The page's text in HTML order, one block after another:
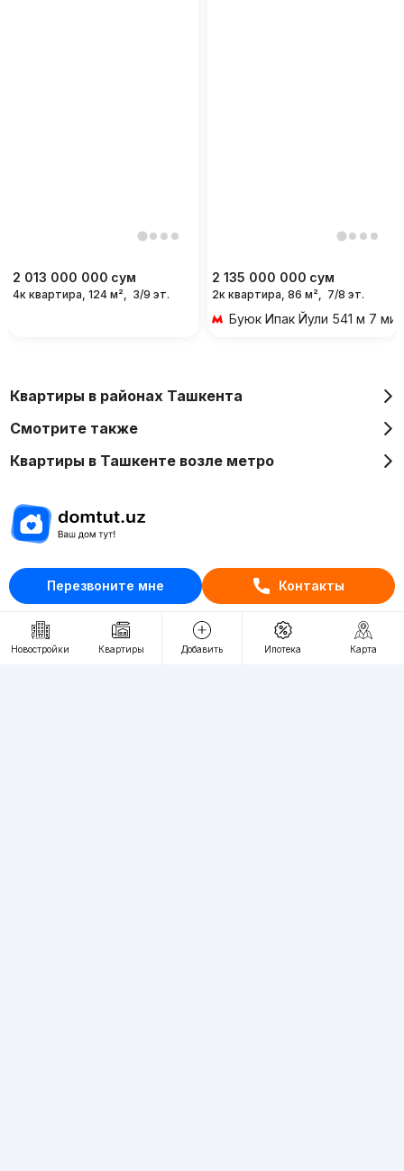
Перезвоните мне Контакты
2 013 000 000 сум
4к квартира, 124 м², 3/9 эт.
2 135 000 000 сум
2к квартира, 86 м², 7/8 эт.
Буюк Ипак Йули 541 м 7
Новостройки Квартиры Добавить Ипотека Карта
Квартиры в районах Ташкента
Смотрите также
Квартиры в Ташкенте возле метро
Отдел рекламы
+998 (78) 113-20-86
+998 (93) 390-30-10
Пн-Пт. С 9:30 до 18:00